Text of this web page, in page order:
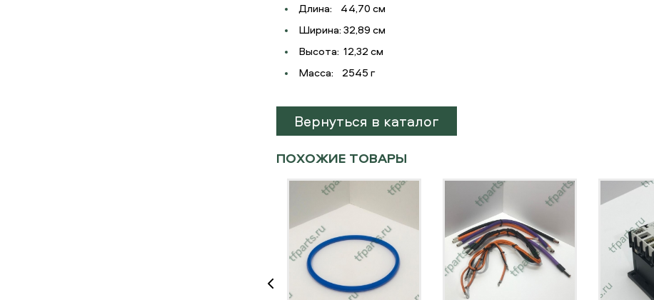
Длина: 44,70 см
Ширина: 32,89 см
Высота: 12,32 см
Масса: 2545 г
Вернуться в каталог
ПОХОЖИЕ ТОВАРЫ